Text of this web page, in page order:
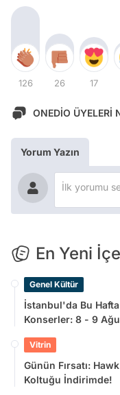
126 26 17
ONEDİO ÜYELERİ
Yorum Yazın
En Yeni
Genel Kültür
İstanbul'da Bu Hafta
Konserler: 8 - 9
Vitrin
Günün Fırsatı:
Koltuğu İndirimde!